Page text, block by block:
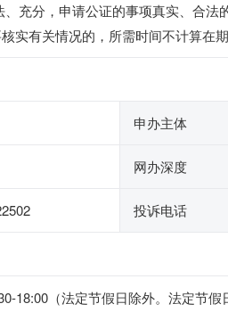
充分，申请公证的事项真实、合
实有关情况的，所需时间不计算在期
申办主体
网办深度
投诉电话
18:00（法定节假日除外。法定节